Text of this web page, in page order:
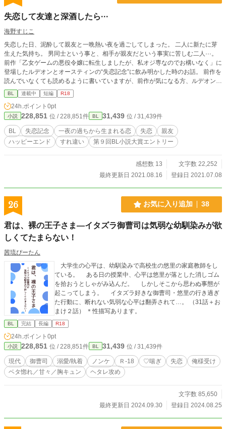
失恋して友達と深酒したら···
海野すじこ
失恋した日、泥酔して親友と一晩熱い夜を過ごしてしまった。 二人に新たに芽
生えた気持ち。 男同士という事と、相手が親友だという事実に苦しむ二人···。
前作「乙女ゲームの悪役令嬢に転生しましたが、私オジ専なのでお構いなく」に
登場したルデオンとオースティンの“失恋記念”に飲み明かした時のお話。 前作を
読んでいなくても読めるように書いていますが、前作が気になる方、ルデオンと
オースティンってどんなキャラだったの？と気になる方は前作も合わせて読んで
いただけるとより楽しんでいただけると思います。 ※本作は原作と違い、R指定
の話となっておりますのでお気をつけ下さい。
BL 連載中 短編 R18
24h.ポイント 0pt
小説 228,851 位 / 228,851件 BL 31,439 位 / 31,439件
BL 失恋記念 一夜の過ちから生まれる恋 失恋
親友
ハッピーエンド
すれ違い 第９回BL小説大賞エントリー
感想数 13
文字数 22,252
最終更新日 2021.08.16
登録日 2021.07.08
26 お気に入り追加 38
君は、裸の王子さま—イタズラ御曹司は気弱な幼馴染みが欲
しくてたまらない！
茜琉ぴーたん
大学生の心平は、幼馴染みで高校生の悠里の家庭教師をし
ている。 ある日の授業中、心平は悠里が落とした消しゴム
を拾おうとしゃがみ込んだ。 しかしそこから思わぬ事態が
起こってしまう。 イタズラ好きな御曹司・悠里の行き過ぎ
た行動に、断れない気弱な心平は翻弄されて…。 （31話＋お
まけ２話） ＊性描写あります。
BL 完結 長編 R18
24h.ポイント 0pt
小説 228,851 位 / 228,851件 BL 31,439 位 / 31,439件
現代 御曹司 溺愛/執着 ノンケ Ｒ-18 ♡喘ぎ 失恋
俺様受け
ベタ惚れ／甘々／胸キュン
ヘタレ攻め
文字数 85,650
最終更新日 2024.09.30
登録日 2024.08.25